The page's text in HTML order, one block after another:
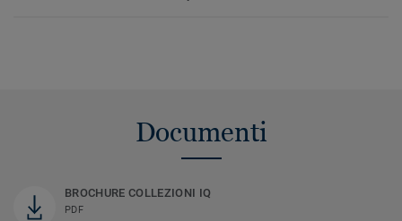
Documenti
BROCHURE COLLEZIONI IQ
PDF